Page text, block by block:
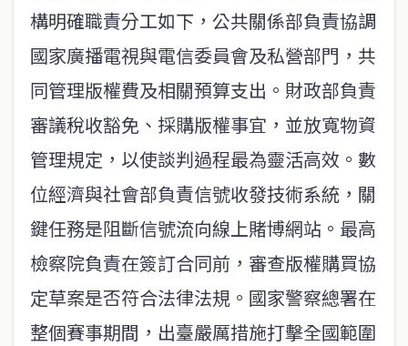
構明確職責分工如下，公共關係部負責協調
國家廣播電視與電信委員會及私營部門，共
同管理版權費及相關預算支出。財政部負責
審議稅收豁免、採購版權事宜，並放寬物資
管理規定，以使談判過程最為靈活高效。數
位經濟與社會部負責信號收發技術系統，關
鍵任務是阻斷信號流向線上賭博網站。最高
檢察院負責在簽訂合同前，審查版權購買協
定草案是否符合法律法規。國家警察總署在
整個賽事期間，出臺嚴厲措施打擊全國範圍